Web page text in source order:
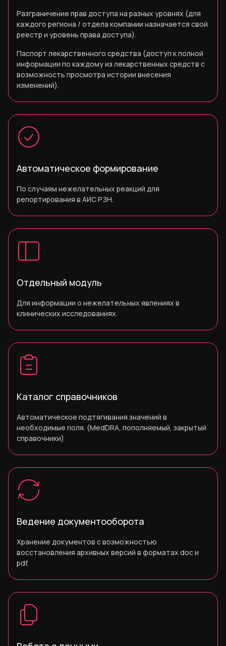
Разграничение прав доступа на разных уровнях (для
каждого региона / отдела компании назначается свой
реестр и уровень права доступа).
Паспорт лекарственного средства (доступ к полной
информации по каждому из лекарственных средств с
возможность просмотра истории внесения
изменений).
Автоматическое формирование
По случаям нежелательных реакций для
репортирования в АИС РЗН.
Отдельный модуль
Для информации о нежелательных явлениях в
клинических исследованиях.
Каталог справочников
Автоматическое подтягивания значений в
необходимые поля. (MedDRA, пополняемый, закрытый
справочники)
Ведение документооборота
Хранение документов с возможностью
восстановления архивных версий в форматах doc и
pdf.